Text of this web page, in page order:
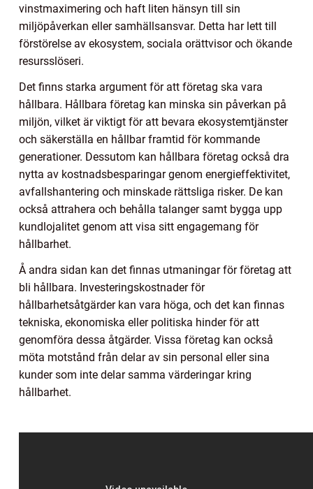
vinstmaximering och haft liten hänsyn till sin
miljöpåverkan eller samhällsansvar. Detta har lett till
förstörelse av ekosystem, sociala orättvisor och ökande
resursslöseri.
Det finns starka argument för att företag ska vara
hållbara. Hållbara företag kan minska sin påverkan på
miljön, vilket är viktigt för att bevara ekosystemtjänster
och säkerställa en hållbar framtid för kommande
generationer. Dessutom kan hållbara företag också dra
nytta av kostnadsbesparingar genom energieffektivitet,
avfallshantering och minskade rättsliga risker. De kan
också attrahera och behålla talanger samt bygga upp
kundlojalitet genom att visa sitt engagemang för
hållbarhet.
Å andra sidan kan det finnas utmaningar för företag att
bli hållbara. Investeringskostnader för
hållbarhetsåtgärder kan vara höga, och det kan finnas
tekniska, ekonomiska eller politiska hinder för att
genomföra dessa åtgärder. Vissa företag kan också
möta motstånd från delar av sin personal eller sina
kunder som inte delar samma värderingar kring
hållbarhet.